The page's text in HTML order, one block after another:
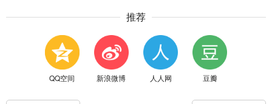
推荐
QQ空间 新浪微博 人人网 豆瓣